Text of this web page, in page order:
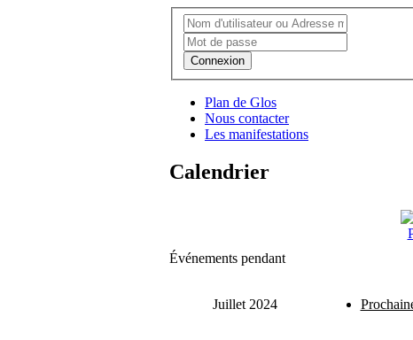
Connexion
Plan de Glos
Nous contacter
Les manifestations
Calendrier
Événements pendant
Juillet 2024